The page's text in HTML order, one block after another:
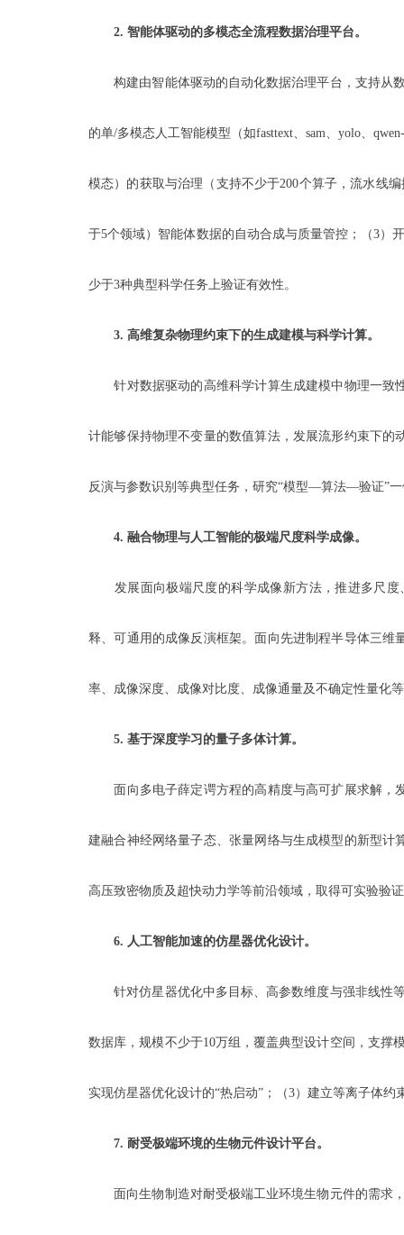
2. 智能体驱动的多模态全流程数据治理平台。
构建由智能体驱动的自动化数据治理平台，支持从数
的单/多模态人工智能模型（如fasttext、sam、yolo、
模态）的获取与治理（支持不少于200个算子，流水线
于5个领域）智能体数据的自动合成与质量管控；（3）
少于3种典型科学任务上验证有效性。
3. 高维复杂物理约束下的生成建模与科学计算。
针对数据驱动的高维科学计算生成建模中物理一致
计能够保持物理不变量的数值算法，发展流形约束下
反演与参数识别等典型任务，研究“模型—算法—验证”
4. 融合物理与人工智能的极端尺度科学成像。
发展面向极端尺度的科学成像新方法，推进多尺度
释、可通用的成像反演框架。面向先进制程半导体三
率、成像深度、成像对比度、成像通量及不确定性量化
5. 基于深度学习的量子多体计算。
面向多电子薛定谔方程的高精度与高可扩展求解，
建融合神经网络量子态、张量网络与生成模型的新型
高压致密物质及超快动力学等前沿领域，取得可实验验
6. 人工智能加速的仿星器优化设计。
针对仿星器优化中多目标、高参数维度与强非线性等
数据库，规模不少于10万组，覆盖典型设计空间，支撑
实现仿星器优化设计的“热启动”；（3）建立等离子体
7. 耐受极端环境的生物元件设计平台。
面向生物制造对耐受极端工业环境生物元件的需求，